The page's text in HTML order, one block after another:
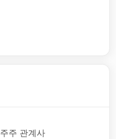
주주 관계사